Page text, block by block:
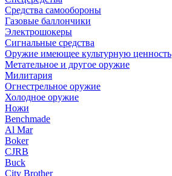
Средства самообороны
Газовые баллончики
Электрошокеры
Сигнальные средства
Оружие имеющее культурную ценность
Метательное и другое оружие
Милитария
Огнестрельное оружие
Холодное оружие
Ножи
Benchmade
Al Mar
Boker
CJRB
Buck
City Brother